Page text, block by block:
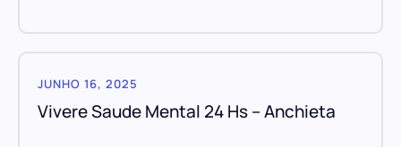
JUNHO 16, 2025
Vivere Saude Mental 24 Hs – Anchieta